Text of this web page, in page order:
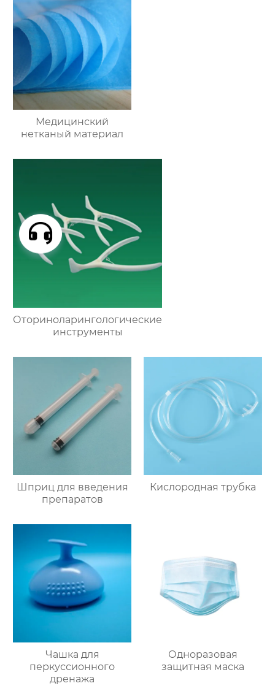
Медицинский
нетканый материал
Оториноларингологические
инструменты
Шприц для введения
препаратов
Кислородная трубка
Чашка для
перкуссионного
дренажа
Одноразовая
защитная маска